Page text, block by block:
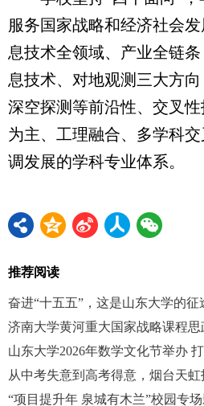
服务国家战略和经济社会
息技术全领域、产业全链
息技术、对地观测三大方向
深空探测等前沿性、交叉
为主、工理融合、多学科
调发展的学科专业体系。
推荐阅读
奋进“十五五”，这是山东大学的征
济南大学黄河重大国家战略课程
山东大学2026年数学文化节举办
从中考失意到高考得意，烟台天